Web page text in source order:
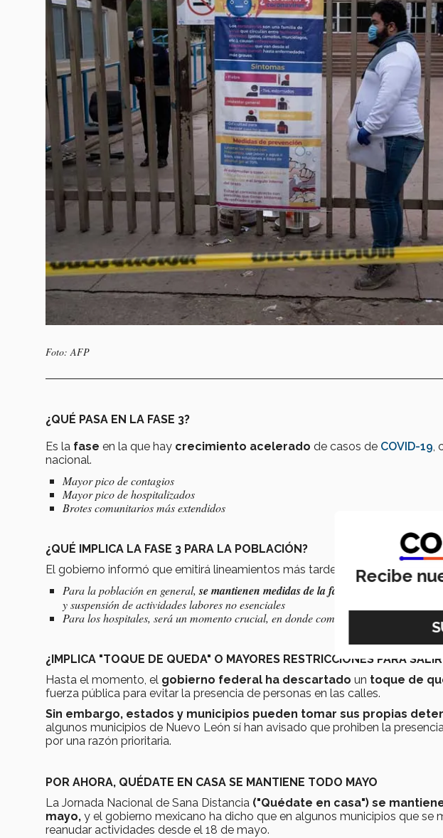
Foto: AFP
¿QUÉ PASA EN LA FASE 3?
Es la fase en la que hay crecimiento acelerado de casos de COVID-19,
nacional.
Mayor pico de contagios
Mayor pico de hospitalizados
Brotes comunitarios más extendidos
¿QUÉ IMPLICA LA FASE 3 PARA LA POBLACIÓN?
El gobierno informó que emitirá lineamientos más tarde, pero, por ahora:
Para la población en general,se mantienen medidas de la fase 2:
deben
y suspensión de actividades labores no esenciales
Para los hospitales, será un momento crucial, en donde comenzarán a tener mayor
¿IMPLICA "TOQUE DE QUEDA" O MAYORES RESTRICCIONES PARA
Hasta el momento, el gobierno federal ha descartado un toque de
fuerza pública para evitar la presencia de personas en las calles.
Sin embargo, estados y municipios pueden tomar sus propias
algunos municipios de Nuevo León sí han avisado que prohiben la
por una razón prioritaria.
POR AHORA, QUÉDATE EN CASA SE MANTIENE TODO MAYO
La Jornada Nacional de Sana Distancia ("Quédate en casa") se
mayo, y el gobierno mexicano ha dicho que en algunos municipios que se
reanudar actividades desde el 18 de mayo.
Recibe